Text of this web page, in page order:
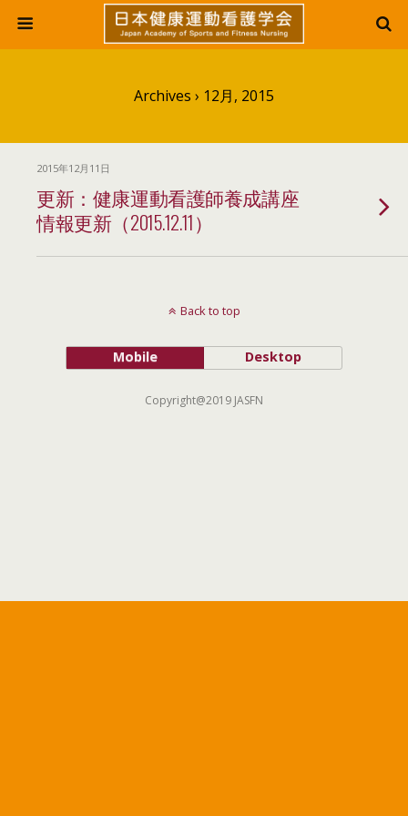
Archives › 12月, 2015
2015年12月11日
更新：健康運動看護師養成講座
情報更新（2015.12.11）
Back to top
Mobile Desktop
Copyright@2019 JASFN